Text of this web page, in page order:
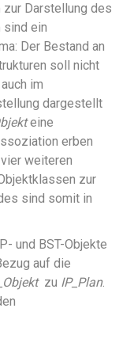
Darstellung des
sind ein
Der Bestand an
soll nicht
im
dargestellt
eine
erben
weiteren
zur
sind somit in
und BST-Objekte
auf die
zu IP_Plan.